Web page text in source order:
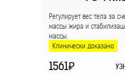
Регулирует вес тела за
массы жира и
массы.
Клинически доказано
1561